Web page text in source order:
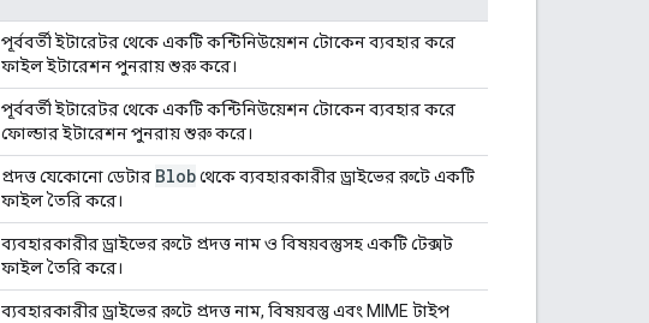
পূর্ববর্তী ইটারেটর থেকে একটি কন্টিনিউয়েশন টোকেন ব্যবহার করে
ফাইল ইটারেশন পুনরায় শুরু করে।
পূর্ববর্তী ইটারেটর থেকে একটি কন্টিনিউয়েশন টোকেন ব্যবহার করে
ফোল্ডার ইটারেশন পুনরায় শুরু করে।
প্রদত্ত যেকোনো ডেটার Blobথেকে ব্যবহারকারীর ড্রাইভের রুটে একটি
ফাইল তৈরি করে।
ব্যবহারকারীর ড্রাইভের রুটে প্রদত্ত নাম ও বিষয়বস্তুসহ একটি টেক্সট
ফাইল তৈরি করে।
ব্যবহারকারীর ড্রাইভের রুটে প্রদত্ত নাম, বিষয়বস্তু এবং MIME টাইপ